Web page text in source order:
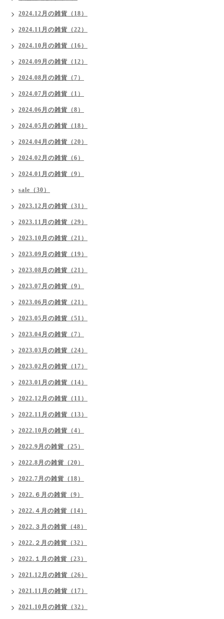
2024.12月の雑貨（18）
2024.11月の雑貨（22）
2024.10月の雑貨（16）
2024.09月の雑貨（12）
2024.08月の雑貨（7）
2024.07月の雑貨（1）
2024.06月の雑貨（8）
2024.05月の雑貨（18）
2024.04月の雑貨（20）
2024.02月の雑貨（6）
2024.01月の雑貨（9）
sale（30）
2023.12月の雑貨（31）
2023.11月の雑貨（29）
2023.10月の雑貨（21）
2023.09月の雑貨（19）
2023.08月の雑貨（21）
2023.07月の雑貨（9）
2023.06月の雑貨（21）
2023.05月の雑貨（51）
2023.04月の雑貨（7）
2023.03月の雑貨（24）
2023.02月の雑貨（17）
2023.01月の雑貨（14）
2022.12月の雑貨（11）
2022.11月の雑貨（13）
2022.10月の雑貨（4）
2022.9月の雑貨（25）
2022.8月の雑貨（20）
2022.7月の雑貨（18）
2022.６月の雑貨（9）
2022.４月の雑貨（14）
2022.３月の雑貨（48）
2022.２月の雑貨（32）
2022.１月の雑貨（23）
2021.12月の雑貨（26）
2021.11月の雑貨（17）
2021.10月の雑貨（32）